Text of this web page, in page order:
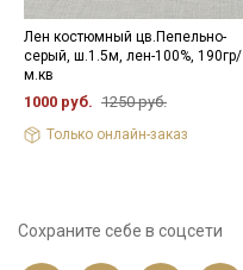
Лен костюмный цв.Пепельно-
серый, ш.1.5м, лен-100%, 190гр/
м.кв
1000 руб. 1250 руб.
Только онлайн-заказ
Сохраните себе в соцсети